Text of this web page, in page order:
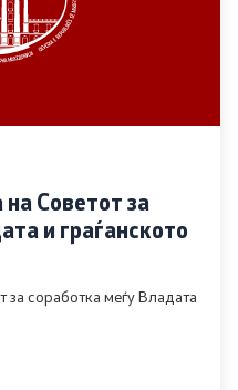
Советот за
и граѓанското
соработка меѓу Владата